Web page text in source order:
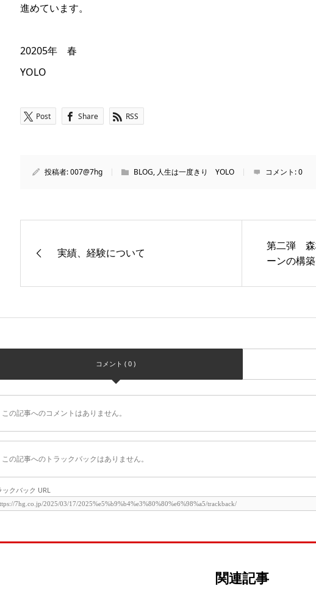
進めています。
20205年 春
YOLO
Post Share RSS
投稿者:007@7hg BLOG, 人生は一度きり YOLO コメント:0
実績、経験について
第二弾 森
ーンの構
コメント ( 0 )
この記事へのコメントはありません。
この記事へのトラックバックはありません。
ックバック URL
関連記事